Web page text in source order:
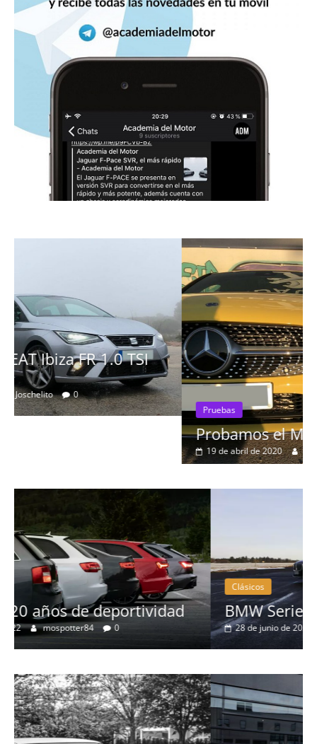
Pruebas
Probamos el Mercedes-Benz A200d
Joschelito 0
Clásicos
BMW Serie 7: lujo desde 1977
28 de junio de 2022 mospotter84 0